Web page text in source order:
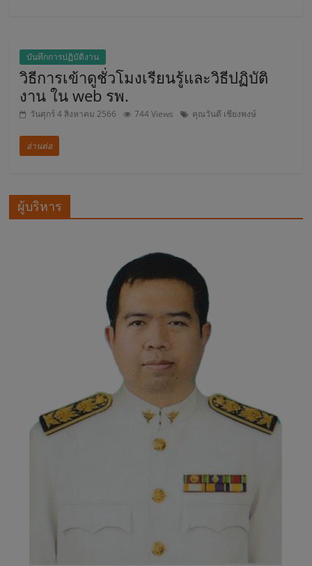
ส
ม
เ
ด็
จ
บันทึกการปฏิบัติงาน
วิธีการเข้าดูชั่วโมงเรียนรู้และวิธีปฏิบัติ
งาน ใน web รพ.
วันศุกร์ 4 สิงหาคม 2566 744 Views คุณวันดี เชียงพงษ์
อ่านต่อ
ผู้บริหาร